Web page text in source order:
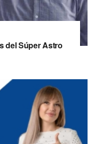
del Súper Astro